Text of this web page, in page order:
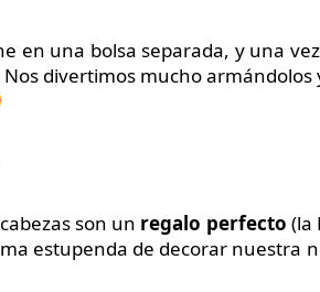
en una bolsa separada, y una
divertimos mucho armándolos
son un regalo perfecto (la
estupenda de decorar nuestra